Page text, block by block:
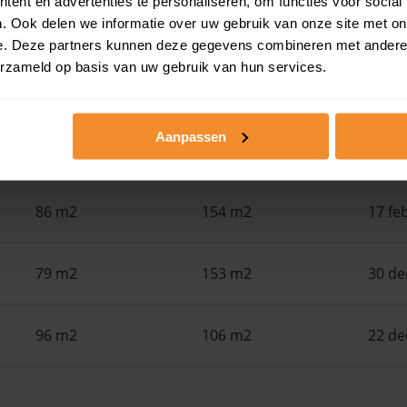
Ook delen we informatie over uw gebruik van onze site met
Deze partners kunnen deze gegevens combineren met
op basis van uw gebruik van hun services.
Aanpassen
Woonoppervlak Perceel
83 m2
86 m2 154 m2 17
79 m2 153 m2 30
96 m2 106 m2 22